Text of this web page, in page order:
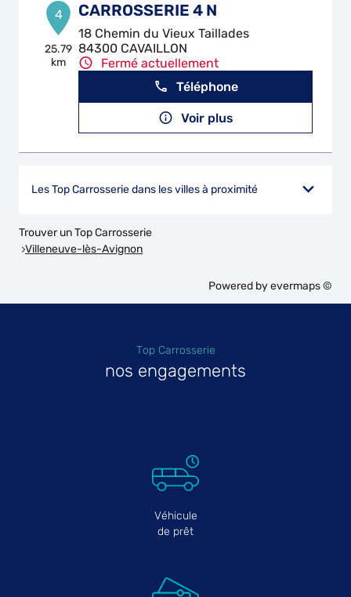
4
25.79
km
CARROSSERIE 4 N
18 Chemin du Vieux Taillades
84300 CAVAILLON
Fermé actuellement
Téléphone
Voir plus
Les Top Carrosserie dans les villes à proximité
Trouver un Top Carrosserie
Villeneuve-lès-Avignon
Powered byevermaps ©
Top Carrosserie
nos engagements
Véhicule
de prêt